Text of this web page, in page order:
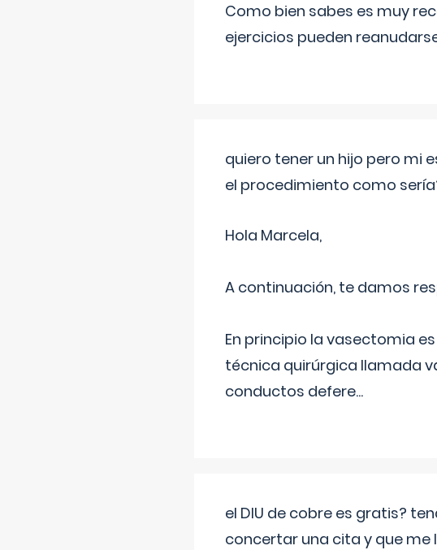
Como bien sabes es muy
ejercicios pueden
quiero tener un hijo pero mi
el procedimiento como
Hola Marcela,
A continuación, te damos
En principio la vasectomia
técnica quirúrgica llamada
conductos defere...
el DIU de cobre es gratis?
concertar una cita y que